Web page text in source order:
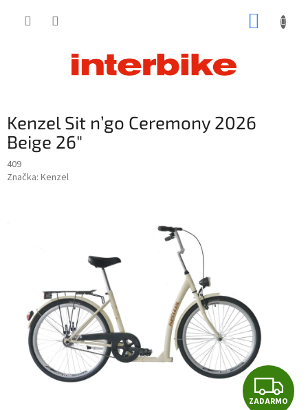
Kenzel Sit n’go Ceremony 2026
Beige 26"
409
Značka: Kenzel
Z
ZADARMO